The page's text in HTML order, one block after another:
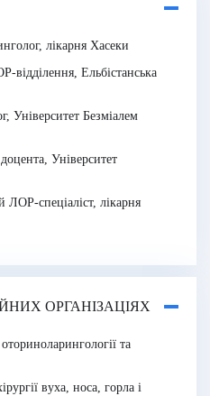
лікарня Хасеки
відділення, Ельбістанська
Університет Безміалем
Університет
спеціаліст, лікарня
ОРГАНІЗАЦІЯХ
та
вуха, носа, горла і